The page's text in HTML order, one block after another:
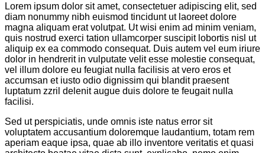
Lorem ipsum dolor sit amet, consectetuer adipiscing elit, sed
diam nonummy nibh euismod tincidunt ut laoreet dolore
magna aliquam erat volutpat. Ut wisi enim ad minim veniam,
quis nostrud exerci tation ullamcorper suscipit lobortis nisl ut
aliquip ex ea commodo consequat. Duis autem vel eum iriure
dolor in hendrerit in vulputate velit esse molestie consequat,
vel illum dolore eu feugiat nulla facilisis at vero eros et
accumsan et iusto odio dignissim qui blandit praesent
luptatum zzril delenit augue duis dolore te feugait nulla
facilisi.
Sed ut perspiciatis, unde omnis iste natus error sit
voluptatem accusantium doloremque laudantium, totam rem
aperiam eaque ipsa, quae ab illo inventore veritatis et quasi